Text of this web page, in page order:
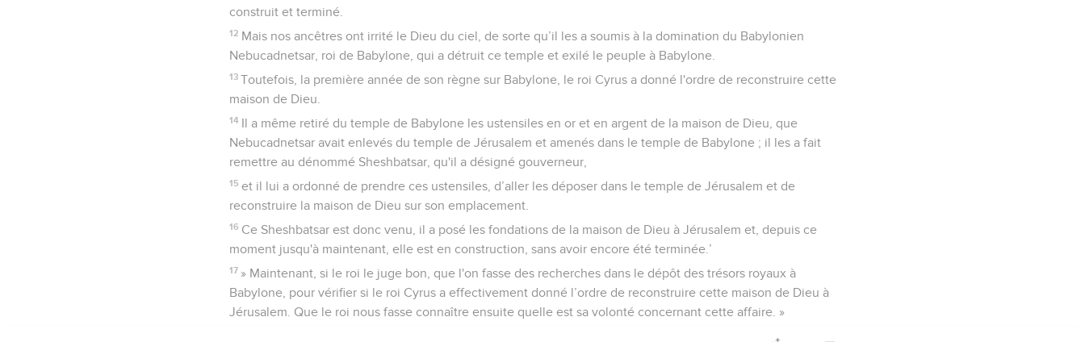
construit et terminé.
12 Mais nos ancêtres ont irrité le Dieu du ciel, de sorte qu’il les a soumis à la domination du Babylonien
Nebucadnetsar, roi de Babylone, qui a détruit ce temple et exilé le peuple à Babylone.
13 Toutefois, la première année de son règne sur Babylone, le roi Cyrus a donné l'ordre de reconstruire cette
maison de Dieu.
14 Il a même retiré du temple de Babylone les ustensiles en or et en argent de la maison de Dieu, que
Nebucadnetsar avait enlevés du temple de Jérusalem et amenés dans le temple de Babylone ; il les a fait
remettre au dénommé Sheshbatsar, qu'il a désigné gouverneur,
15 et il lui a ordonné de prendre ces ustensiles, d’aller les déposer dans le temple de Jérusalem et de
reconstruire la maison de Dieu sur son emplacement.
16 Ce Sheshbatsar est donc venu, il a posé les fondations de la maison de Dieu à Jérusalem et, depuis ce
moment jusqu'à maintenant, elle est en construction, sans avoir encore été terminée.’
17 » Maintenant, si le roi le juge bon, que l'on fasse des recherches dans le dépôt des trésors royaux à
Babylone, pour vérifier si le roi Cyrus a effectivement donné l’ordre de reconstruire cette maison de Dieu à
Jérusalem. Que le roi nous fasse connaître ensuite quelle est sa volonté concernant cette affaire. »